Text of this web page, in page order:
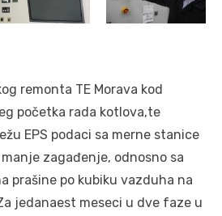
remonta TE Morava kod
početka rada kotlova,te
EPS podaci sa merne stanice
zagađenje, odnosno sa
prašine po kubiku vazduha na
jedanaest meseci u dve faze u